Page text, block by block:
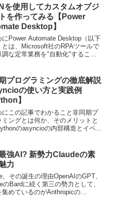
。※イメージバージョン...
を使用してカスタムオブジ
を作ってみる【Power
Desktop】
にPower Automate Desktop（以下
とは、Microsoft社のRPAツールで
調な定常業務を"自動化"すること
ローを構築できる...
プログラミングの徹底解説
の使い方と実践例
】
にこの記事でわかること非同期プ
ミングとは何か、そのメリットと
のasyncioの内部構造とイベン
践例同期処理との...
強AI? 新勢力Claudeの素
力
、その誕生の理由OpenAIのGPT、
のBardに続く第三の勢力として、
集めているのがAnthropicの